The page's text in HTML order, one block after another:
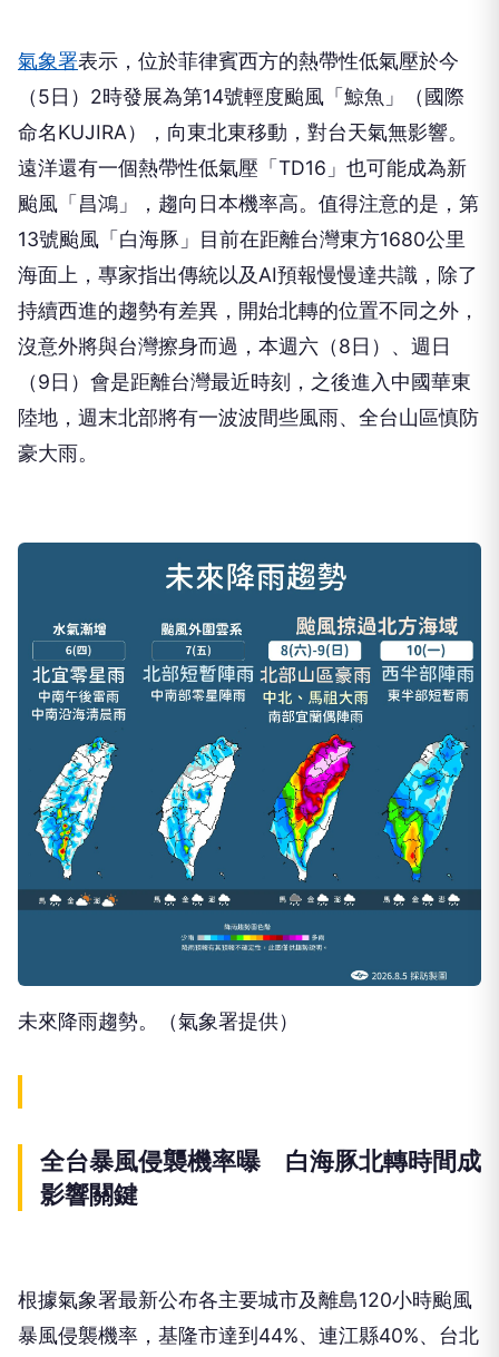
氣象署表示，位於菲律賓西方的熱帶性低氣壓於今
（5日）2時發展為第14號輕度颱風「鯨魚」（國際
命名KUJIRA），向東北東移動，對台天氣無影響。
遠洋還有一個熱帶性低氣壓「TD16」也可能成為新
颱風「昌鴻」，趨向日本機率高。值得注意的是，第
13號颱風「白海豚」目前在距離台灣東方1680公里
海面上，專家指出傳統以及AI預報慢慢達共識，除了
持續西進的趨勢有差異，開始北轉的位置不同之外，
沒意外將與台灣擦身而過，本週六（8日）、週日
（9日）會是距離台灣最近時刻，之後進入中國華東
陸地，週末北部將有一波波間些風雨、全台山區慎防
豪大雨。
未來降雨趨勢。（氣象署提供）
全台暴風侵襲機率曝 白海豚北轉時間成
影響關鍵
根據氣象署最新公布各主要城市及離島120小時颱風
暴風侵襲機率，基隆市達到44%、連江縣40%、台北